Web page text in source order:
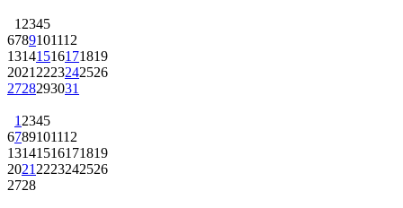
1 2345
6789101112
13141516171819
2021 2223242526
2728293031
1 2345
6789101112
13141516171819
2021 2223242526
2728